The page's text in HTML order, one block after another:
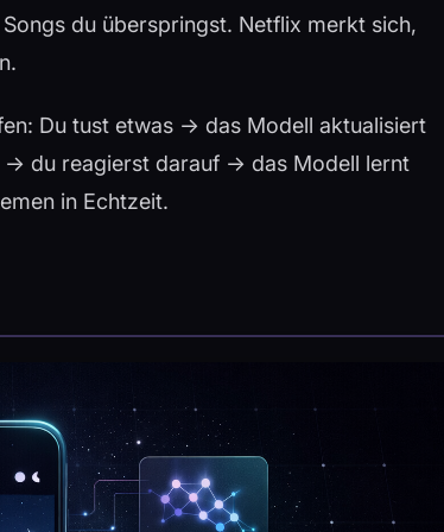
du überspringst. Netflix merkt sich,
Du tust etwas → das Modell aktualisiert
du reagierst darauf → das Modell lernt
in Echtzeit.